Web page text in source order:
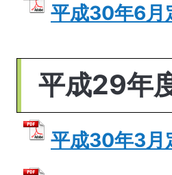
平成30年6月
平成29年
平成30年3月